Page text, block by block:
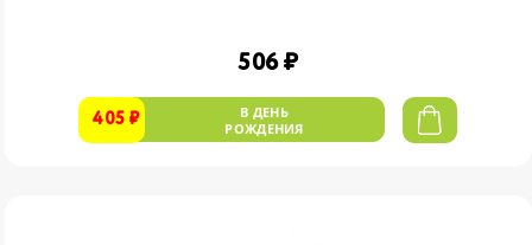
506 ₽
405 ₽
В ДЕНЬ
РОЖДЕНИЯ